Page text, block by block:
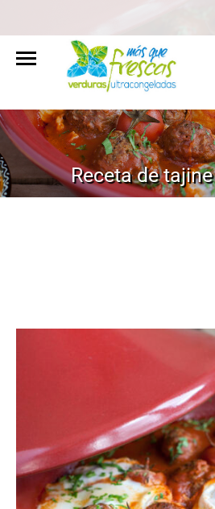
Receta de
HOME/RECETAS/RECETA DE